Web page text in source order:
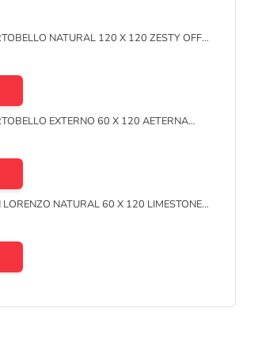
NATURAL 120 X 120 ZESTY OFF
EXTERNO 60 X 120 AETERNA
LORENZO NATURAL 60 X 120 LIMESTONE